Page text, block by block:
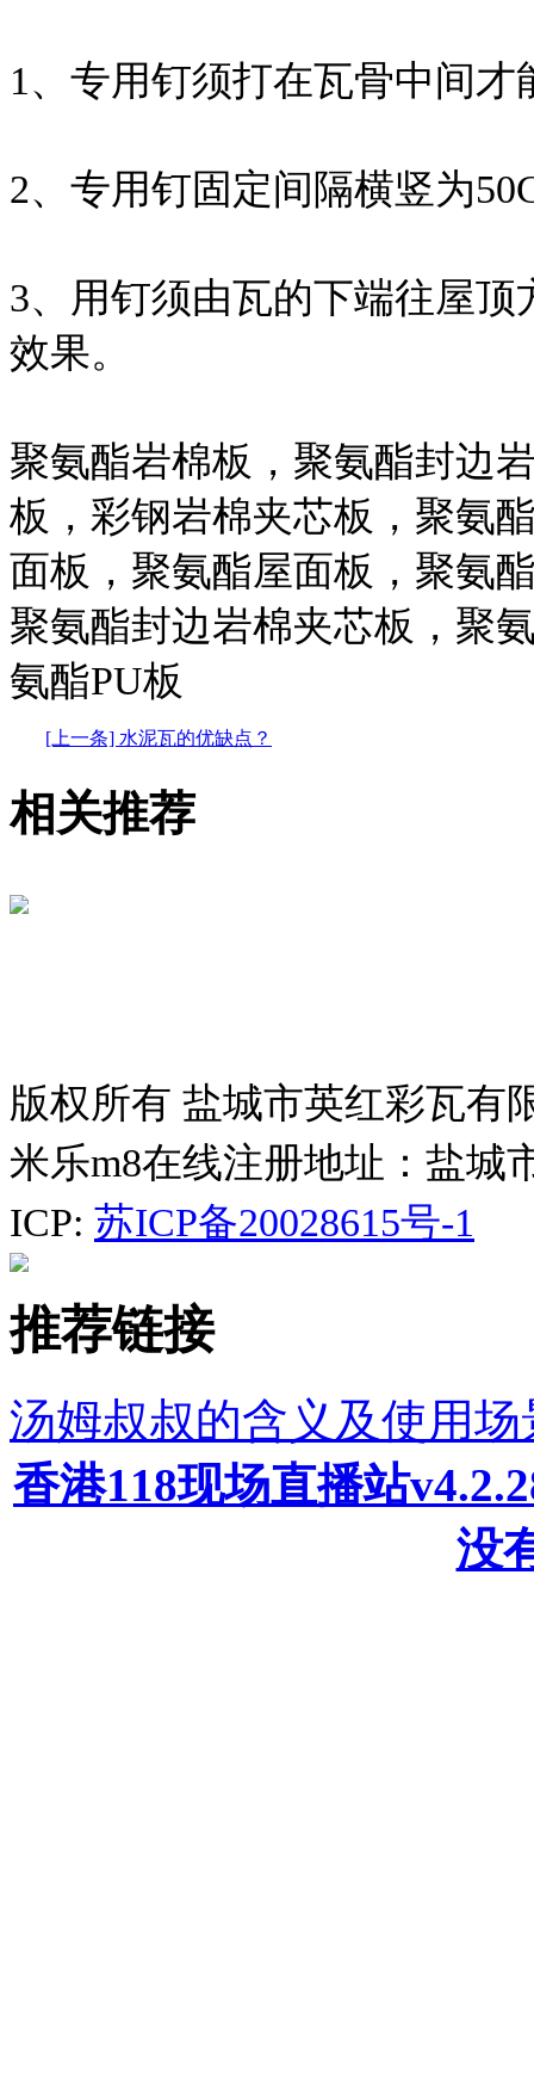
1、专用钉须打在瓦骨中间才
2、专用钉固定间隔横竖为
3、用钉须由瓦的下端往屋
效果。
聚氨酯岩棉板，聚氨酯封边
板，彩钢岩棉夹芯板，聚氨
面板，聚氨酯屋面板，聚氨
聚氨酯封边岩棉夹芯板，聚
氨酯PU板
[上一条] 水泥瓦的优缺点？
相关推荐
版权所有 盐城市英红彩瓦有
米乐m8在线注册地址：盐城
ICP: 苏ICP备20028615号-1
推荐链接
汤姆叔叔的含义及使用场
香港118现场直播站
没